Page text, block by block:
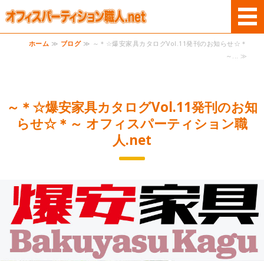
オフィスパー
ホーム
サービス
ホーム ≫ ブログ≫ ～＊☆爆安家具カタログVol.11発刊のお知らせ☆＊
～... ≫
～＊☆爆安家具カタログVol.11発刊のお知
らせ☆＊～ オフィスパーティション職
人.net